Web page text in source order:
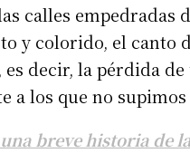
calles empedradas
y colorido, el canto
decir, la pérdida de
a los que no
una breve historia de